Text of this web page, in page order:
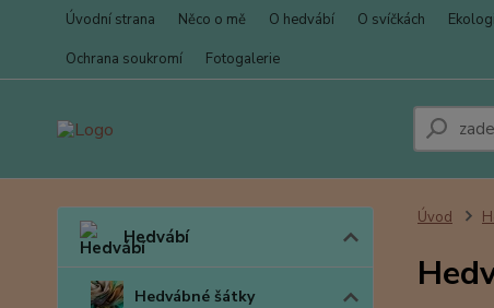
Úvodní strana Něco o mě O hedvábí O svíčkách
Ochrana soukromí
Fotogalerie
Hedvábí
Hedvábné šátky
Úvod